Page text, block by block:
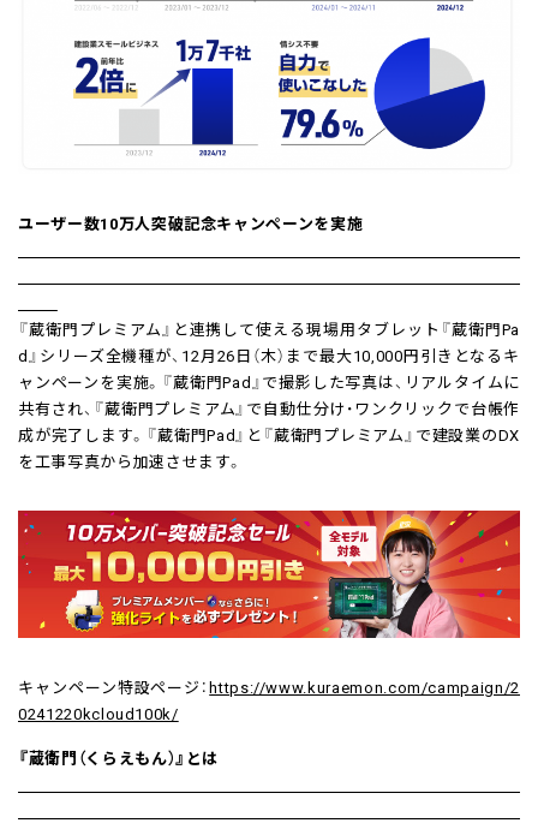
ユーザー数10万人突破記念キャンペーンを実施
『蔵衛門プレミアム』と連携して使える現場用タブレット『蔵衛門Pa
d』シリーズ全機種が、12月26日（木）まで最大10,000円引きとなるキ
ャンペーンを実施。『蔵衛門Pad』で撮影した写真は、リアルタイムに
共有され、『蔵衛門プレミアム』で自動仕分け・ワンクリックで台帳作
成が完了します。『蔵衛門Pad』と『蔵衛門プレミアム』で建設業のDX
を工事写真から加速させます。
キャンペーン特設ページ：https://www.kuraemon.com/campaign/2
0241220kcloud100k/
『蔵衛門（くらえもん）』とは